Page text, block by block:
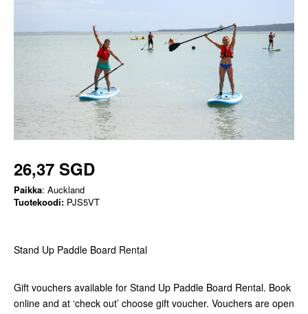
26,37 SGD
Paikka: Auckland
Tuotekoodi: PJS5VT
Stand Up Paddle Board Rental
Gift vouchers available for Stand Up Paddle Board Rental. Book
online and at ‘check out’ choose gift voucher. Vouchers are open